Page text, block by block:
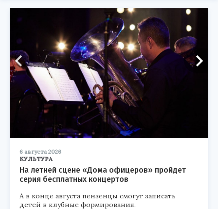
6 августа 2026
КУЛЬТУРА
На летней сцене «Дома офицеров» пройдет
серия бесплатных концертов
А в конце августа пензенцы смогут записать
детей в клубные формирования.